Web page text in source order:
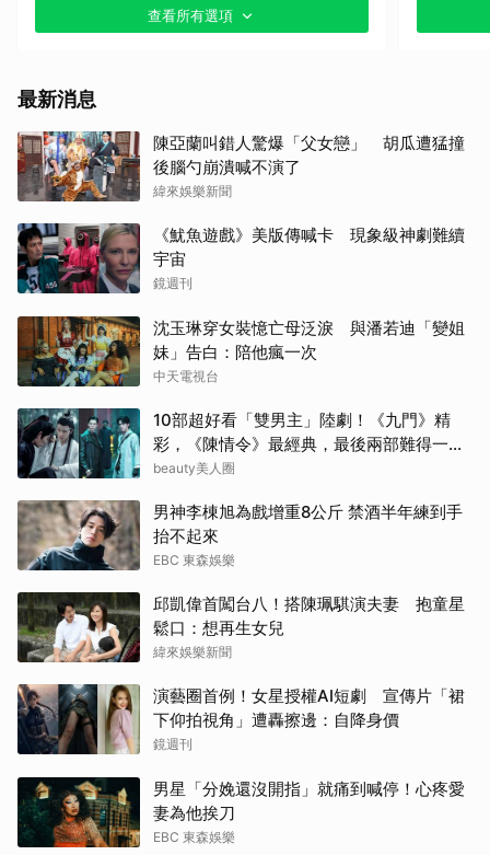
查看所有選項
金武
楊洋
山姆
最新消息
陳亞蘭叫錯人驚爆「父女戀」 胡瓜遭猛撞
後腦勺崩潰喊不演了
緯來娛樂新聞
《魷魚遊戲》美版傳喊卡 現象級神劇難續
宇宙
鏡週刊
沈玉琳穿女裝憶亡母泛淚 與潘若迪「變姐
妹」告白：陪他瘋一次
中天電視台
10部超好看「雙男主」陸劇！《九門》精
彩，《陳情令》最經典，最後兩部難得一面
倒好評
beauty美人圈
男神李棟旭為戲增重8公斤 禁酒半年練到手
抬不起來
EBC 東森娛樂
邱凱偉首闖台八！搭陳珮騏演夫妻 抱童星
鬆口：想再生女兒
緯來娛樂新聞
演藝圈首例！女星授權AI短劇 宣傳片「裙
下仰拍視角」遭轟擦邊：自降身價
鏡週刊
男星「分娩還沒開指」就痛到喊停！心疼愛
妻為他挨刀
EBC 東森娛樂